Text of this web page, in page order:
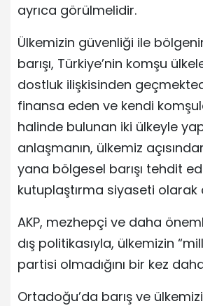
ayrıca görülmelidir.
Ülkemizin güvenliği ile
barışı, Türkiye’nin komşu
dostluk ilişkisinden
finansa eden ve kendi
halinde bulunan iki ülkeyle
anlaşmanın, ülkemiz
yana bölgesel barışı tehdit
kutuplaştırma siyaseti olarak
AKP, mezhepçi ve daha
dış politikasıyla, ülkemizin
partisi olmadığını bir kez
Ortadoğu’da barış ve